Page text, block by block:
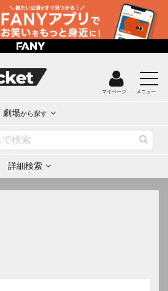
マイページ メニュー
劇場から探す
詳細検索